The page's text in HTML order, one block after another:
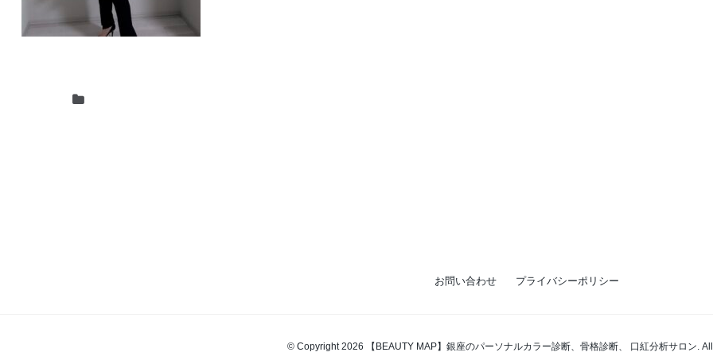
お問い合わせ プライバシーポリシー
© Copyright 2026 【BEAUTY MAP】銀座のパーソナルカラー診断、骨格診断、 口紅分析サロン.